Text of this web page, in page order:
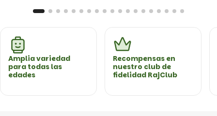
Amplia variedad
para todas las
edades
Recompensas en
nuestro club de
fidelidad RajClub